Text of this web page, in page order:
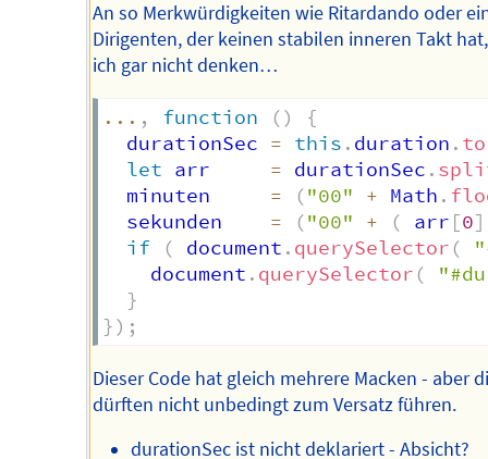
An so Merkwürdigkeiten wie Ritardando oder
Dirigenten, der keinen stabilen inneren Takt
ich gar nicht denken…
... , function ()
{
  durationSec
= this . duration .
let arr = durationSec .
  minuten
= ("00" + Math .
  sekunden
= ("00" + ( arr [0]
if
( document . querySelector (
    document
. querySelector (
}
}) ;
Dieser Code hat gleich mehrere Macken - aber
dürften nicht unbedingt zum Versatz führen.
durationSec ist nicht deklariert - Absicht?